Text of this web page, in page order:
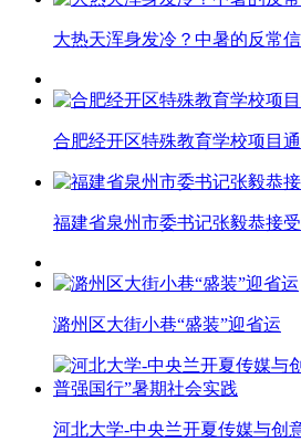
大热天浑身发冷？中暑的反常
合肥经开区特殊教育学校项目
福建省泉州市委书记张毅恭接
潞州区大街小巷“盛装”迎省运
河北大学-中央兰开夏传媒与创